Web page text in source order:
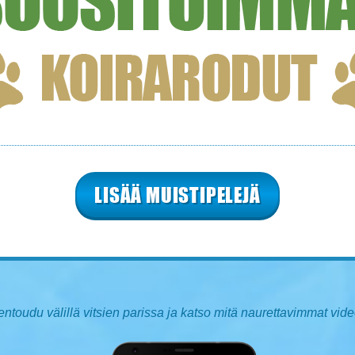
LISÄÄ MUISTIPELEJÄ
välillä vitsien parissa ja katso mitä naurettavimmat